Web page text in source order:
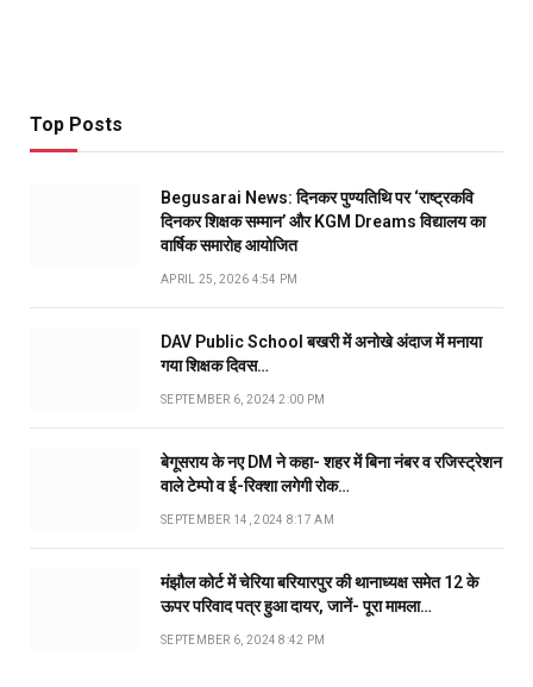
Top Posts
Begusarai News: दिनकर पुण्यतिथि पर ‘राष्ट्रकवि
दिनकर शिक्षक सम्मान’ और KGM Dreams विद्यालय का
वार्षिक समारोह आयोजित
APRIL 25, 2026 4:54 PM
DAV Public School बखरी में अनोखे अंदाज में मनाया
गया शिक्षक दिवस…
SEPTEMBER 6, 2024 2:00 PM
बेगूसराय के नए DM ने कहा- शहर में बिना नंबर व रजिस्ट्रेशन
वाले टेम्पो व ई-रिक्शा लगेगी रोक…
SEPTEMBER 14, 2024 8:17 AM
मंझौल कोर्ट में चेरिया बरियारपुर की थानाध्यक्ष समेत 12 के
ऊपर परिवाद पत्र हुआ दायर, जानें- पूरा मामला…
SEPTEMBER 6, 2024 8:42 PM